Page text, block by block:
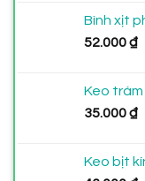
Bình xịt
52.000₫
Keo
35.000₫
Keo bịt